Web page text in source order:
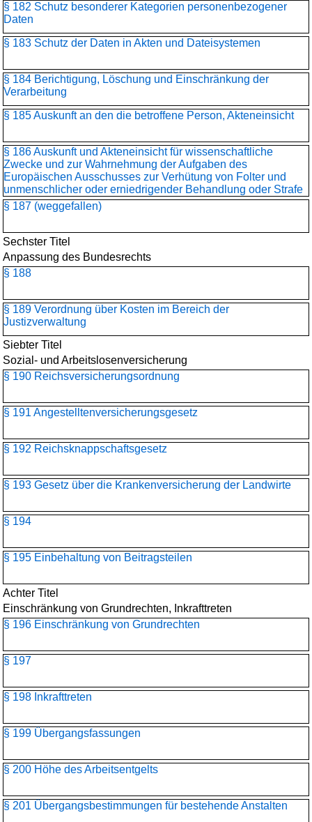
§ 182 Schutz besonderer Kategorien personenbezogener
Daten
§ 183 Schutz der Daten in Akten und Dateisystemen
§ 184 Berichtigung, Löschung und Einschränkung der
Verarbeitung
§ 185 Auskunft an den die betroffene Person, Akteneinsicht
§ 186 Auskunft und Akteneinsicht für wissenschaftliche
Zwecke und zur Wahrnehmung der Aufgaben des
Europäischen Ausschusses zur Verhütung von Folter und
unmenschlicher oder erniedrigender Behandlung oder Strafe
§ 187 (weggefallen)
Sechster Titel
Anpassung des Bundesrechts
§ 188
§ 189 Verordnung über Kosten im Bereich der
Justizverwaltung
Siebter Titel
Sozial- und Arbeitslosenversicherung
§ 190 Reichsversicherungsordnung
§ 191 Angestelltenversicherungs­gesetz
§ 192 Reichsknappschaftsgesetz
§ 193 Gesetz über die Krankenversicherung der Landwirte
§ 194
§ 195 Einbehaltung von Beitragsteilen
Achter Titel
Einschränkung von Grundrechten, Inkrafttreten
§ 196 Einschränkung von Grundrechten
§ 197
§ 198 Inkrafttreten
§ 199 Übergangsfassungen
§ 200 Höhe des Arbeitsentgelts
§ 201 Übergangsbestimmungen für bestehende Anstalten